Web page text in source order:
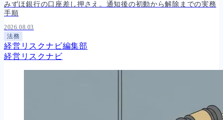
みずほ銀行の口座差し押さえ。通知後の初動から解除までの実務
手順
2026.08.03
法務
経営リスクナビ編集部
経営リスクナビ